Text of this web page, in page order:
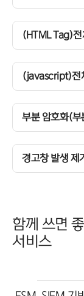
부분 암호화(부
경고창 발생 제
함께 쓰면
서비스